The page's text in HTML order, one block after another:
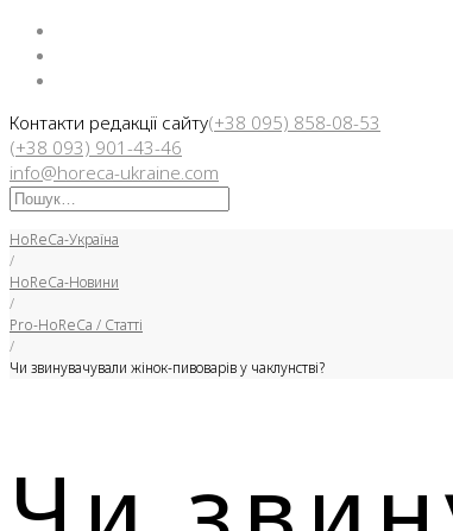
Контакти редакції сайту(+38 095) 858-08-53
(+38 093) 901-43-46
info@horeca-ukraine.com
Искать:
HoReCa-Україна
/
HoReCa-Новини
/
Pro-HoReCa / Статті
/
Чи звинувачували жінок-пивоварів у чаклунстві?